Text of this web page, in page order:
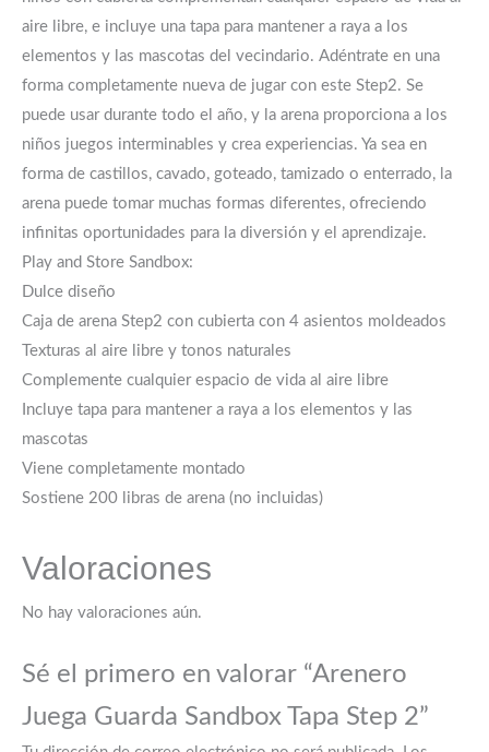
aire libre, e incluye una tapa para mantener a raya a los
elementos y las mascotas del vecindario. Adéntrate en una
forma completamente nueva de jugar con este Step2. Se
puede usar durante todo el año, y la arena proporciona a los
niños juegos interminables y crea experiencias. Ya sea en
forma de castillos, cavado, goteado, tamizado o enterrado, la
arena puede tomar muchas formas diferentes, ofreciendo
infinitas oportunidades para la diversión y el aprendizaje.
Play and Store Sandbox:
Dulce diseño
Caja de arena Step2 con cubierta con 4 asientos moldeados
Texturas al aire libre y tonos naturales
Complemente cualquier espacio de vida al aire libre
Incluye tapa para mantener a raya a los elementos y las
mascotas
Viene completamente montado
Sostiene 200 libras de arena (no incluidas)
Valoraciones
No hay valoraciones aún.
Sé el primero en valorar “Arenero
Juega Guarda Sandbox Tapa Step 2”